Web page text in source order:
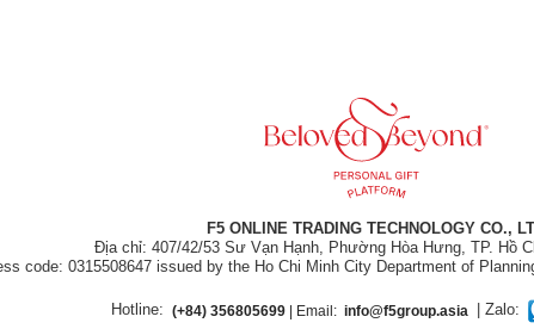
F5 ONLINE TRADING TECHNOLOGY CO.,
Địa chỉ: 407/42/53 Sư Vạn Hạnh, Phường Hòa Hưng, TP. Hồ
code: 0315508647 issued by the Ho Chi Minh City Department of
Hotline: (+84) 356805699| Email: info@f5group.asia | Zalo: